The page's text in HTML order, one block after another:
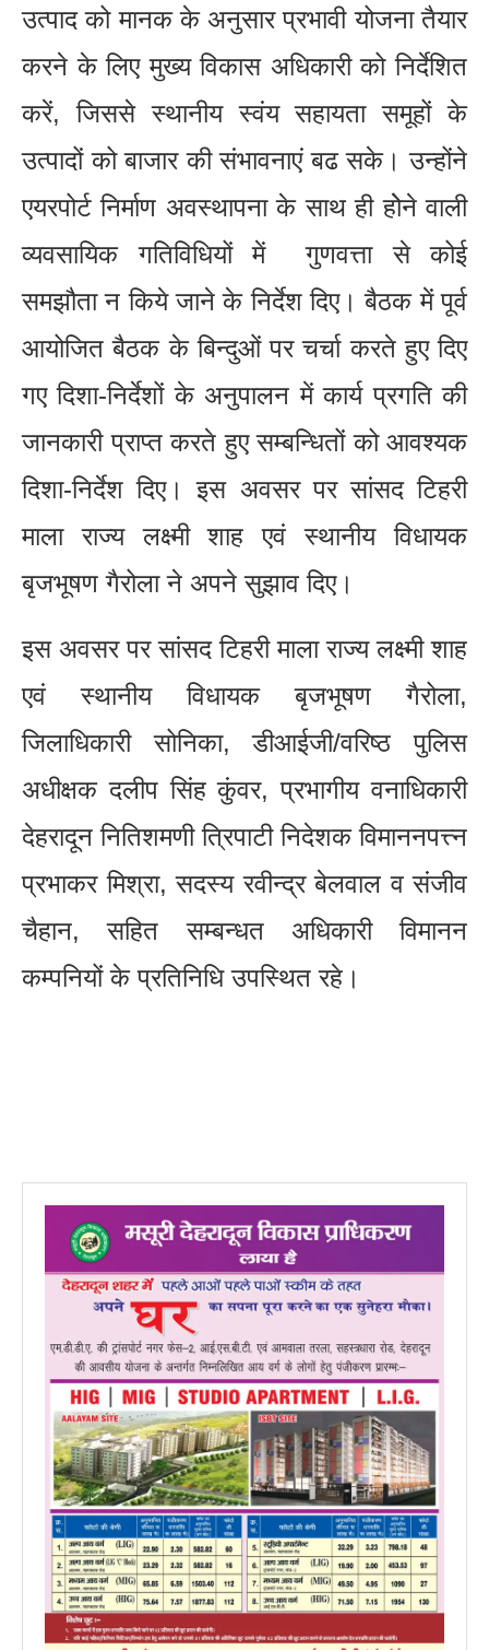
उत्पाद को मानक के अनुसार प्रभावी योजना तैयार
करने के लिए मुख्य विकास अधिकारी को निर्देशित
करें, जिससे स्थानीय स्वंय सहायता समूहों के
उत्पादों को बाजार की संभावनाएं बढ सके। उन्होंने
एयरपोर्ट निर्माण अवस्थापना के साथ ही होेने वाली
व्यवसायिक गतिविधियों में गुणवत्ता से कोई
समझौता न किये जाने के निर्देश दिए। बैठक में पूर्व
आयोजित बैठक के बिन्दुओं पर चर्चा करते हुए दिए
गए दिशा-निर्देशों के अनुपालन में कार्य प्रगति की
जानकारी प्राप्त करते हुए सम्बन्धितों को आवश्यक
दिशा-निर्देश दिए। इस अवसर पर सांसद टिहरी
माला राज्य लक्ष्मी शाह एवं स्थानीय विधायक
बृजभूषण गैरोला ने अपने सुझाव दिए।
इस अवसर पर सांसद टिहरी माला राज्य लक्ष्मी शाह
एवं स्थानीय विधायक बृजभूषण गैरोला,
जिलाधिकारी सोनिका, डीआईजी/वरिष्ठ पुलिस
अधीक्षक दलीप सिंह कुंवर, प्रभागीय वनाधिकारी
देहरादून नितिशमणी त्रिपाटी निदेशक विमाननपत्त्न
प्रभाकर मिश्रा, सदस्य रवीन्द्र बेलवाल व संजीव
चैहान, सहित सम्बन्धत अधिकारी विमानन
कम्पनियों के प्रतिनिधि उपस्थित रहे।